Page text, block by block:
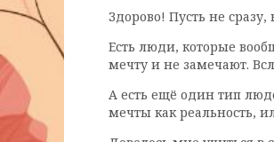
Здорово! Пусть не
Есть люди, которые
мечту и не замечают.
А есть ещё один тип
мечты как реальность,